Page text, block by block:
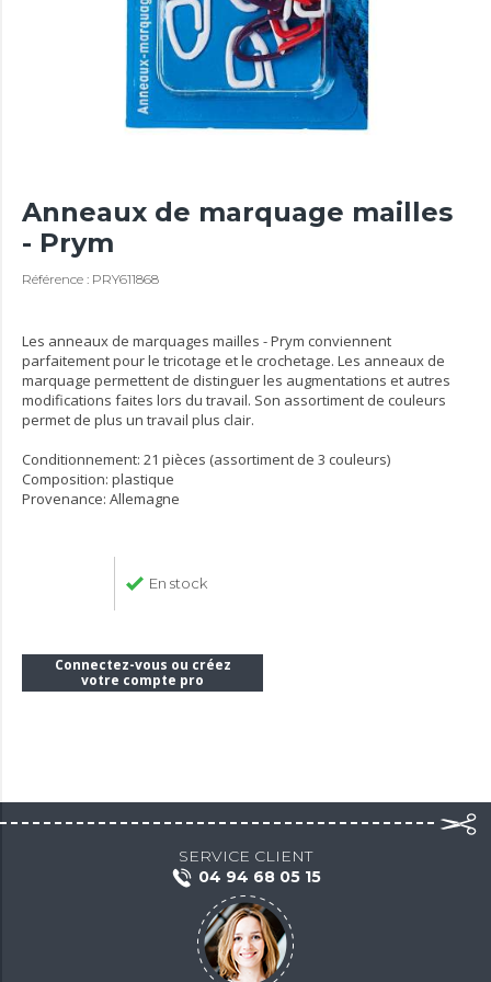
Anneaux de marquage mailles
- Prym
Référence : PRY611868
Les anneaux de marquages mailles - Prym conviennent
parfaitement pour le tricotage et le crochetage. Les anneaux de
marquage permettent de distinguer les augmentations et autres
modifications faites lors du travail. Son assortiment de couleurs
permet de plus un travail plus clair.
Conditionnement: 21 pièces (assortiment de 3 couleurs)
Composition: plastique
Provenance: Allemagne
En stock
Connectez-vous ou créez
votre compte pro
SERVICE CLIENT
04 94 68 05 15